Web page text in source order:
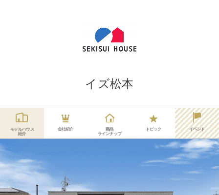
イズ松本
モデルハウス
紹介
会社紹介
商品
ラインナップ
トピック イベント